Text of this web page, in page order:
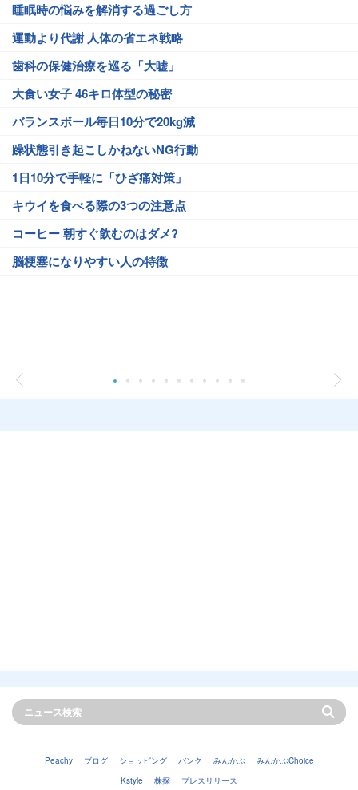
睡眠時の悩みを解消する過ごし方
運動より代謝 人体の省エネ戦略
歯科の保健治療を巡る「大嘘」
大食い女子 46キロ体型の秘密
バランスボール毎日10分で20kg減
躁状態引き起こしかねないNG行動
1日10分で手軽に「ひざ痛対策」
キウイを食べる際の3つの注意点
コーヒー 朝すぐ飲むのはダメ?
脳梗塞になりやすい人の特徴
Peachy ブログ ショッピング バンク みんかぶ
みんかぶChoice
Kstyle
株探 プレスリリース